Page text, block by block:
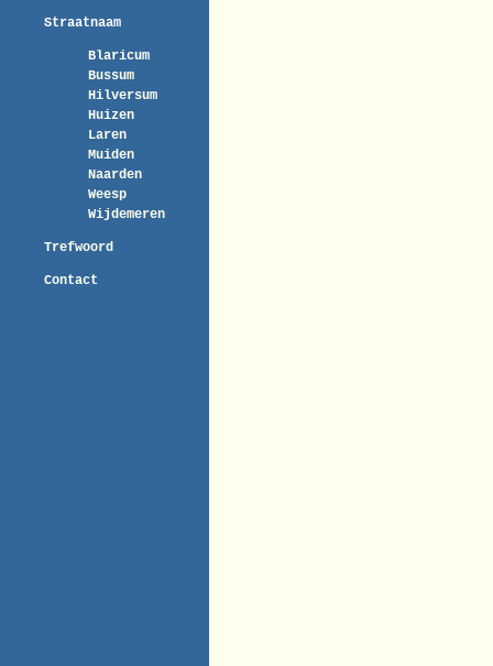
Straatnaam
Blaricum
Bussum
Hilversum
Huizen
Laren
Muiden
Naarden
Weesp
Wijdemeren
Trefwoord
Contact